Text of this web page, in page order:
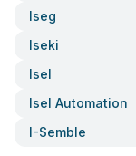
Iseg
Iseki
Isel
Isel Automation
I-Semble